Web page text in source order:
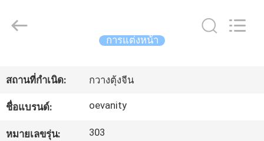
ผลิตภัณฑ์
HOME
Furniture
การแต่งหน้า
สถานที่กำเนิด: กวางตุ้งจีน
ชื่อแบรนด์: oevanity
หมายเลขรุ่น: 303